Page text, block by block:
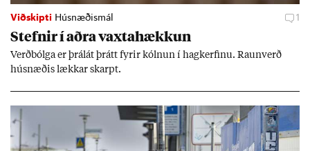
Viðskipti Húsnæðismál 1
Stefn­ir í aðra vaxta­hækk­un
Verð­bólga er þrálát þrátt fyr­ir kóln­un í hag­kerf­inu. Raun­verð
hús­næð­is lækk­ar skarpt.